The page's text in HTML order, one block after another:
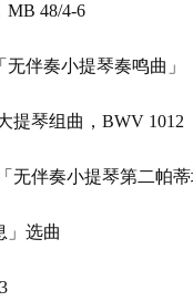
MB 48/4-6
伴奏小提琴奏鸣曲」
提琴组曲，BWV 1012
无伴奏小提琴第二帕
」选曲